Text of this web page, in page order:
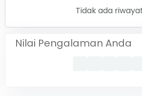
Tidak ada
Nilai Pengalaman Anda